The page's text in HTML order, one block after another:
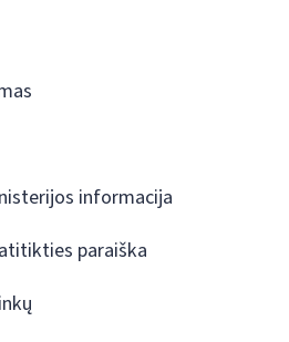
informacija
paraiška